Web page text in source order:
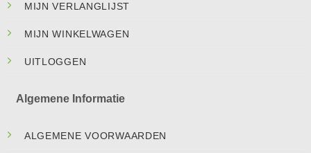
MIJN VERLANGLIJST
MIJN WINKELWAGEN
UITLOGGEN
Algemene Informatie
ALGEMENE VOORWAARDEN